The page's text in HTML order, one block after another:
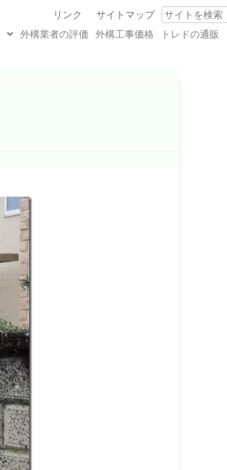
Search
サイトマップ
リンク
外構業者の評価 外構工事価格 トレドの通販